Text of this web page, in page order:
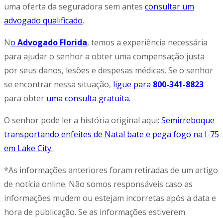
uma oferta da seguradora sem antes consultar um
advogado qualificado.
No Advogado Florida, temos a experiência necessária
para ajudar o senhor a obter uma compensação justa
por seus danos, lesões e despesas médicas. Se o senhor
se encontrar nessa situação, ligue para 800-341-8823
para obter uma consulta gratuita.
O senhor pode ler a história original aqui: Semirreboque
transportando enfeites de Natal bate e pega fogo na I-75
em Lake City.
*As informações anteriores foram retiradas de um artigo
de notícia online. Não somos responsáveis caso as
informações mudem ou estejam incorretas após a data e
hora de publicação. Se as informações estiverem